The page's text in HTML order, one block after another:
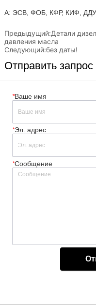
Предыдущий:Детали
давления масла
Следующий:без даты!
Отправить запрос
*Ваше имя
*Эл. адрес
*Сообщение